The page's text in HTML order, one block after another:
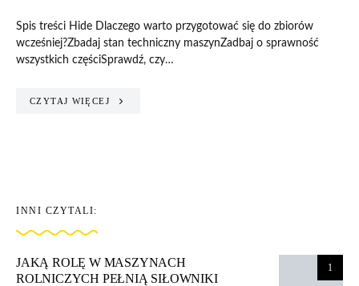
Spis treści Hide Dlaczego warto przygotować się do zbiorów
wcześniej?Zbadaj stan techniczny maszynZadbaj o sprawność
wszystkich częściSprawdź, czy…
CZYTAJ WIĘCEJ
INNI CZYTALI:
1
JAKĄ ROLĘ W MASZYNACH
ROLNICZYCH PEŁNIĄ SIŁOWNIKI